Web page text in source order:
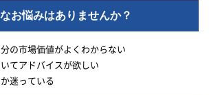
お悩みはありませんか？
の市場価値がよくわからない
てアドバイスが欲しい
迷っている